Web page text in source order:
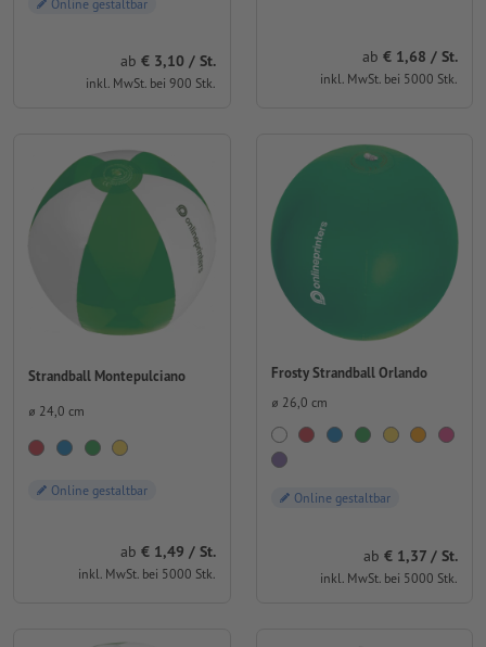
Online gestaltbar
ab € 3,10 / St.
inkl. MwSt. bei 900 Stk.
ab € 1,68 / St.
inkl. MwSt. bei 5000 Stk.
Strandball Montepulciano
⌀ 24,0 cm
Online gestaltbar
ab € 1,49 / St.
inkl. MwSt. bei 5000 Stk.
Frosty Strandball Orlando
⌀ 26,0 cm
Online gestaltbar
ab € 1,37 / St.
inkl. MwSt. bei 5000 Stk.